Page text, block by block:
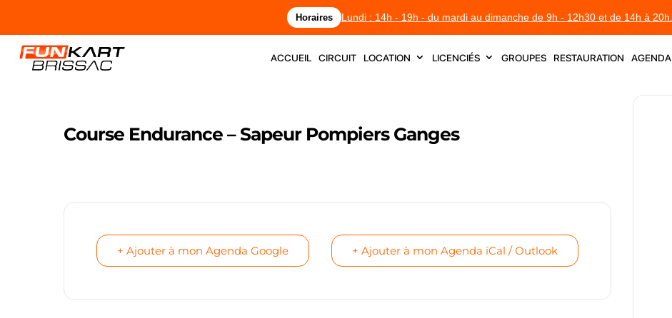
Horaires Lundi : 14h - 19h - du mardi au dimanche de 9h - 12h30 et de 14h à 20h.
accueil circuit location licenciés groupes restauration agenda
Course Endurance – Sapeur Pompiers Ganges
+ Ajouter à mon Agenda Google + Ajouter à mon Agenda iCal / Outlook